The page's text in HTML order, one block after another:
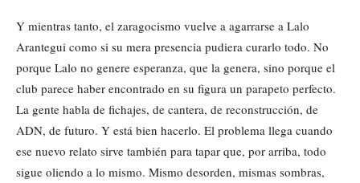
Y mientras tanto, el zaragocismo vuelve a agarrarse a Lalo
Arantegui como si su mera presencia pudiera curarlo todo. No
porque Lalo no genere esperanza, que la genera, sino porque el
club parece haber encontrado en su figura un parapeto perfecto.
La gente habla de fichajes, de cantera, de reconstrucción, de
ADN, de futuro. Y está bien hacerlo. El problema llega cuando
ese nuevo relato sirve también para tapar que, por arriba, todo
sigue oliendo a lo mismo. Mismo desorden, mismas sombras,